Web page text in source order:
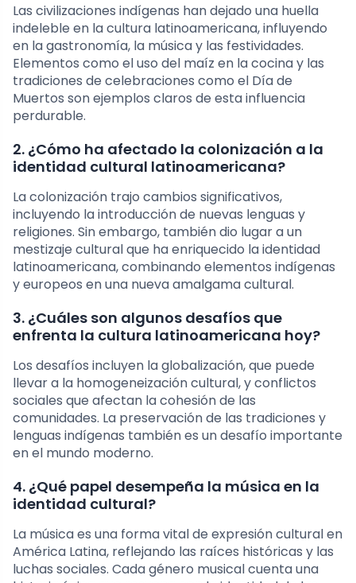
Las civilizaciones indígenas han dejado una huella
indeleble en la cultura latinoamericana, influyendo
en la gastronomía, la música y las festividades.
Elementos como el uso del maíz en la cocina y las
tradiciones de celebraciones como el Día de
Muertos son ejemplos claros de esta influencia
perdurable.
2. ¿Cómo ha afectado la colonización a la
identidad cultural latinoamericana?
La colonización trajo cambios significativos,
incluyendo la introducción de nuevas lenguas y
religiones. Sin embargo, también dio lugar a un
mestizaje cultural que ha enriquecido la identidad
latinoamericana, combinando elementos indígenas
y europeos en una nueva amalgama cultural.
3. ¿Cuáles son algunos desafíos que
enfrenta la cultura latinoamericana hoy?
Los desafíos incluyen la globalización, que puede
llevar a la homogeneización cultural, y conflictos
sociales que afectan la cohesión de las
comunidades. La preservación de las tradiciones y
lenguas indígenas también es un desafío importante
en el mundo moderno.
4. ¿Qué papel desempeña la música en la
identidad cultural?
La música es una forma vital de expresión cultural en
América Latina, reflejando las raíces históricas y las
luchas sociales. Cada género musical cuenta una